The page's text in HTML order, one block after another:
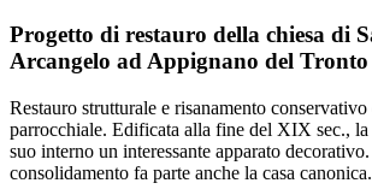
Progetto di restauro della chiesa di
Arcangelo ad Appignano del
Restauro strutturale e risanamento conservativo
parrocchiale. Edificata alla fine del XIX sec., la
suo interno un interessante apparato
consolidamento fa parte anche la casa canonica.